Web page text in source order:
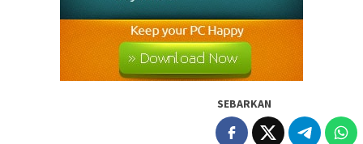
SEBARKAN